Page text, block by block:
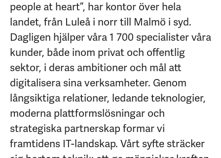
people at heart”, har kontor över hela
landet, från Luleå i norr till Malmö i syd.
Dagligen hjälper våra 1 700 specialister våra
kunder, både inom privat och offentlig
sektor, i deras ambitioner och mål att
digitalisera sina verksamheter. Genom
långsiktiga relationer, ledande teknologier,
moderna plattformslösningar och
strategiska partnerskap formar vi
framtidens IT-landskap. Vårt syfte sträcker